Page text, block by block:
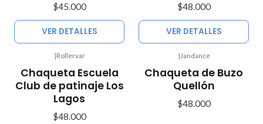
$45.000
VER DETALLES
$48.000
VER DETALLES
|Rollervar
Chaqueta Escuela
Club de patinaje Los
Lagos
$48.000
| Jandance
Chaqueta de Buzo
Quellón
$48.000